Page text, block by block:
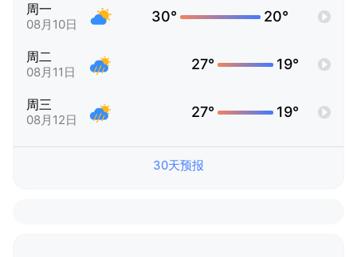
周一
08月10日 30° 20°
周二
08月11日 27° 19°
周三
08月12日 27° 19°
30天预报